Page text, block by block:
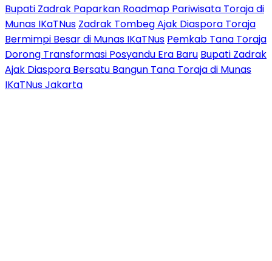
Bupati Zadrak Paparkan Roadmap Pariwisata Toraja di
Munas IKaTNus Zadrak Tombeg Ajak Diaspora Toraja
Bermimpi Besar di Munas IKaTNus Pemkab Tana Toraja
Dorong Transformasi Posyandu Era Baru Bupati Zadrak
Ajak Diaspora Bersatu Bangun Tana Toraja di Munas
IKaTNus Jakarta